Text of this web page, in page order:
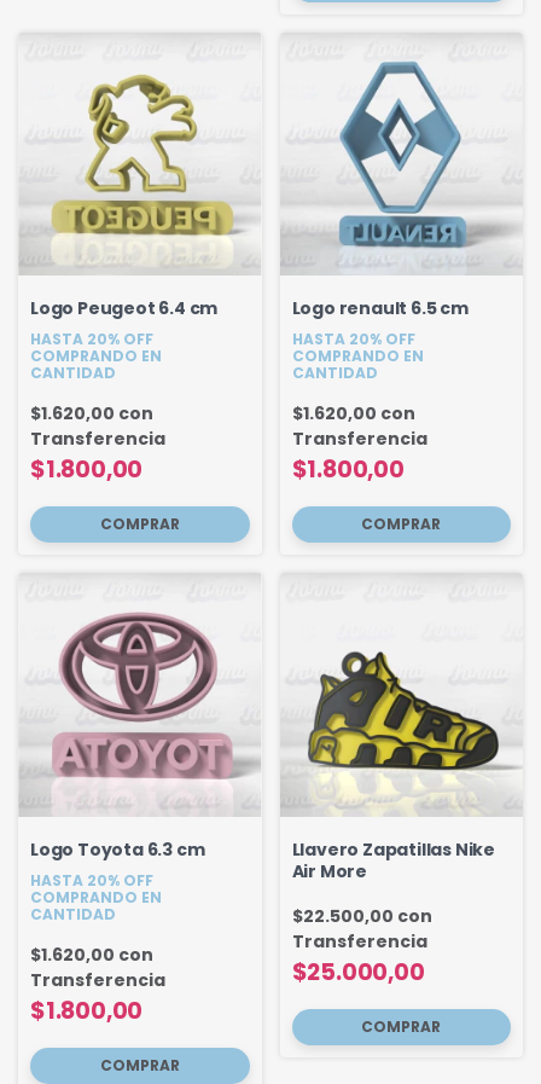
Logo Peugeot 6.4 cm
HASTA 20% OFF
COMPRANDO EN
CANTIDAD
$1.800,00
$1.620,00 con
Transferencia
Logo renault 6.5 cm
HASTA 20% OFF
COMPRANDO EN
CANTIDAD
$1.800,00
$1.620,00 con
Transferencia
Logo Toyota 6.3 cm
HASTA 20% OFF
COMPRANDO EN
CANTIDAD
$1.800,00
$1.620,00 con
Transferencia
Llavero Zapatillas Nike
Air More
$25.000,00
$22.500,00 con
Transferencia